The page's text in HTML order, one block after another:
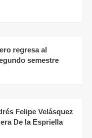
regresa al
semestre
Felipe Velásquez
De la Espriella